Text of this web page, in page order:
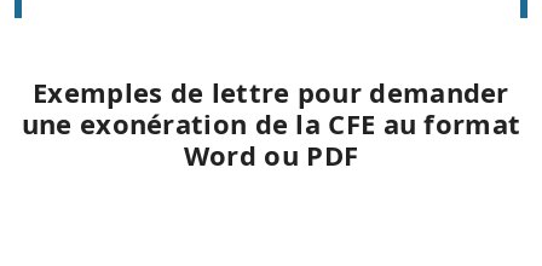
Exemples de lettre pour demander
une exonération de la CFE au format
Word ou PDF